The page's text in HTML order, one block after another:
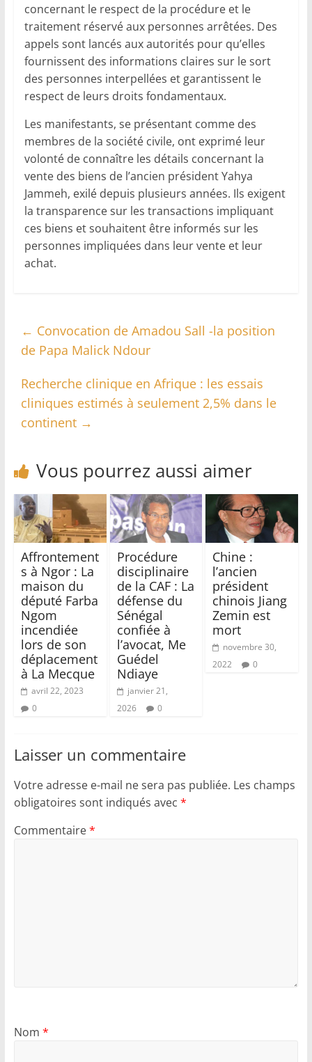
concernant le respect de la procédure et le
traitement réservé aux personnes arrêtées. Des
appels sont lancés aux autorités pour qu’elles
fournissent des informations claires sur le sort
des personnes interpellées et garantissent le
respect de leurs droits fondamentaux.
Les manifestants, se présentant comme des
membres de la société civile, ont exprimé leur
volonté de connaître les détails concernant la
vente des biens de l’ancien président Yahya
Jammeh, exilé depuis plusieurs années. Ils exigent
la transparence sur les transactions impliquant
ces biens et souhaitent être informés sur les
personnes impliquées dans leur vente et leur
achat.
← Convocation de Amadou Sall -la position
de Papa Malick Ndour
Recherche clinique en Afrique : les essais
cliniques estimés à seulement 2,5% dans le
continent →
Vous pourrez aussi aimer
Affrontement
s à Ngor : La
maison du
député Farba
Ngom
incendiée
lors de son
déplacement
à La Mecque
avril 22, 2023
0
Procédure
disciplinaire
de la CAF : La
défense du
Sénégal
confiée à
l’avocat, Me
Guédel
Ndiaye
janvier 21,
2026
0
Chine :
l’ancien
président
chinois Jiang
Zemin est
mort
novembre 30,
2022
0
Laisser un commentaire
Votre adresse e-mail ne sera pas publiée. Les champs
obligatoires sont indiqués avec *
Commentaire*
Nom *